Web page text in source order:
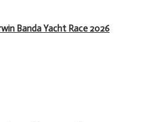
Banda Yacht Race 2026